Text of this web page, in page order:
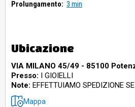
Prolungamento: 3 min
Ubicazione
VIA MILANO 45/49 - 85100
Presso: I GIOIELLI
Note: EFFETTUIAMO SPEDIZIONE
Mappa